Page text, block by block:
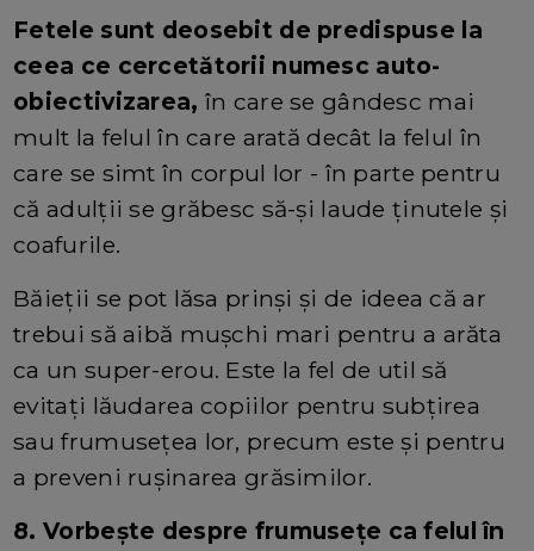
Fetele sunt deosebit de predispuse la
ceea ce cercetătorii numesc auto-
obiectivizarea, în care se gândesc mai
mult la felul în care arată decât la felul în
care se simt în corpul lor - în parte pentru
că adulții se grăbesc să-și laude ținutele și
coafurile.
Băieții se pot lăsa prinși și de ideea că ar
trebui să aibă mușchi mari pentru a arăta
ca un super-erou. Este la fel de util să
evitați lăudarea copiilor pentru subțirea
sau frumusețea lor, precum este și pentru
a preveni rușinarea grăsimilor.
8. Vorbește despre frumusețe ca felul în